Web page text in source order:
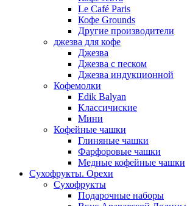
Le Café Paris
Кофе Grounds
Другие производители
джезва для кофе
Джезва
Джезва с песком
Джезва индукционной
Кофемолки
Edik Balyan
Классичиские
Мини
Кофейные чашки
Глиняные чашки
Фарфоровые чашки
Медные кофейные чашки
Сухофрукты. Орехи
Сухофрукты
Подарочные наборы